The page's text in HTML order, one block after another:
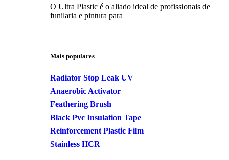
O Ultra Plastic é o aliado ideal de profissionais de
funilaria e pintura para
Mais populares
Radiator Stop Leak UV
Anaerobic Activator
Feathering Brush
Black Pvc Insulation Tape
Reinforcement Plastic Film
Stainless HCR